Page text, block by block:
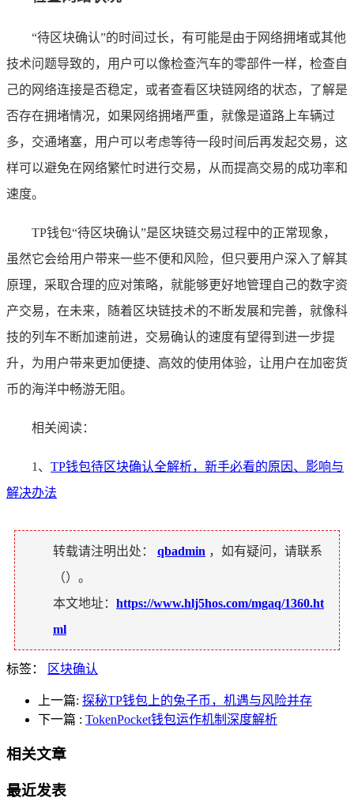
“待区块确认”的时间过长，有可能是由于网络拥堵或其他
技术问题导致的，用户可以像检查汽车的零部件一样，检查自
己的网络连接是否稳定，或者查看区块链网络的状态，了解是
否存在拥堵情况，如果网络拥堵严重，就像是道路上车辆过
多，交通堵塞，用户可以考虑等待一段时间后再发起交易，这
样可以避免在网络繁忙时进行交易，从而提高交易的成功率和
速度。
TP钱包“待区块确认”是区块链交易过程中的正常现象，
虽然它会给用户带来一些不便和风险，但只要用户深入了解其
原理，采取合理的应对策略，就能够更好地管理自己的数字资
产交易，在未来，随着区块链技术的不断发展和完善，就像科
技的列车不断加速前进，交易确认的速度有望得到进一步提
升，为用户带来更加便捷、高效的使用体验，让用户在加密货
币的海洋中畅游无阻。
相关阅读：
1、 TP钱包待区块确认全解析，新手必看的原因、影响与
解决办法
转载请注明出处： qbadmin ，如有疑问，请联系
（）。
本文地址： https://www.hlj5hos.com/mgaq/1360.ht
ml
标签： 区块确认
上一篇: 探秘TP钱包上的兔子币，机遇与风险并存
下一篇 : TokenPocket钱包运作机制深度解析
相关文章
最近发表